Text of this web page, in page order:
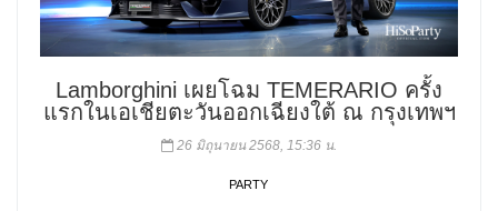
Lamborghini เผยโฉม TEMERARIO ครั้ง
แรกในเอเชียตะวันออกเฉียงใต้ ณ กรุงเทพฯ
26 มิถุนายน 2568, 15:36 น.
PARTY